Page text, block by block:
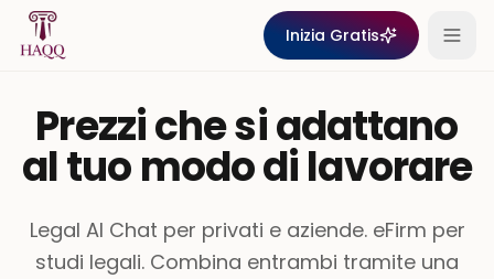
Skip to content
Inizia Gratis
Prezzi che si adattano
al tuo modo di lavorare
Legal AI Chat per privati e aziende. eFirm per
studi legali. Combina entrambi tramite una